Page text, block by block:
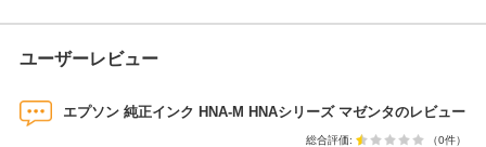
ユーザーレビュー
エプソン 純正インク HNA-M HNAシリーズ マゼンタのレビュー
総合評価: （0件）